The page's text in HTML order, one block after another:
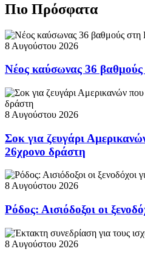
Πιο Πρόσφατα
8 Αυγούστου 2026
Νέος καύσωνας 36 βαθμούς
8 Αυγούστου 2026
Σοκ για ζευγάρι
26χρονο δράστη
8 Αυγούστου 2026
Ρόδος: Αισιόδοξοι οι
8 Αυγούστου 2026